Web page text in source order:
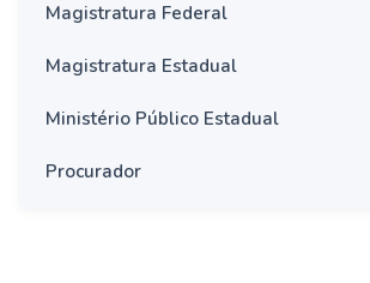
Magistratura Federal
Magistratura Estadual
Ministério Público Estadual
Procurador